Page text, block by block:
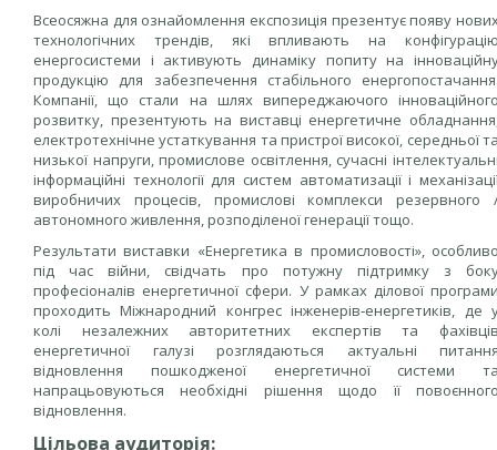
Всеосяжна для ознайомлення експозиція презентує появу
технологічних трендів, які впливають на
енергосистеми і активують динаміку попиту на
продукцію для забезпечення стабільного
Компанії, що стали на шлях випереджаючого
розвитку, презентують на виставці енергетичне
електротехнічне устаткування та пристрої високої, середньої
низької напруги, промислове освітлення, сучасні
інформаційні технології для систем автоматизації і
виробничих процесів, промислові комплекси резервного
автономного живлення, розподіленої генерації тощо.
Результати виставки «Енергетика в промисловості»,
під час війни, свідчать про потужну підтримку з
професіоналів енергетичної сфери. У рамках ділової
проходить Міжнародний конгрес інженерів‑енергетиків, де
колі незалежних авторитетних експертів та
енергетичної галузі розглядаються актуальні
відновлення пошкодженої енергетичної системи
напрацьовуються необхідні рішення щодо її
відновлення.
Цільова аудиторія: